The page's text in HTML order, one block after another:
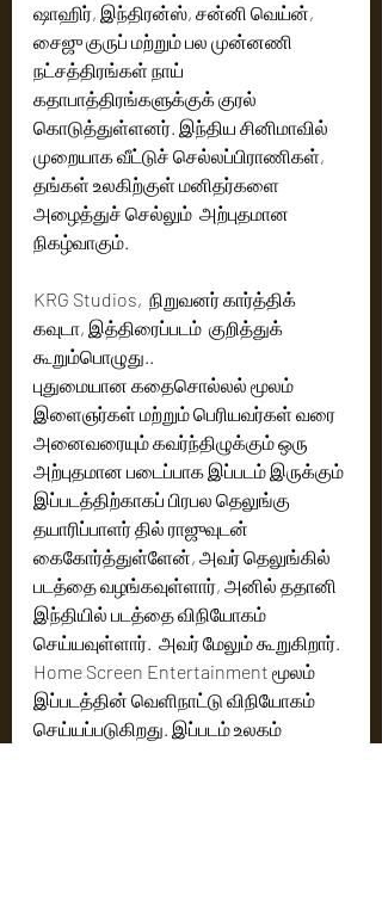
ஷாஹிர், இந்திரன்ஸ், சன்னி வெய்ன்,
சைஜு குருப் மற்றும் பல முன்னணி
நட்சத்திரங்கள் நாய்
கதாபாத்திரங்களுக்குக் குரல்
கொடுத்துள்ளனர். இந்திய சினிமாவில்
முறையாக வீட்டுச் செல்லப்பிராணிகள்,
தங்கள் உலகிற்குள் மனிதர்களை
அழைத்துச் செல்லும்  அற்புதமான
நிகழ்வாகும்.
KRG Studios,  நிறுவனர் கார்த்திக்
கவுடா, இத்திரைப்படம்  குறித்துக்
கூறும்பொழுது..
புதுமையான கதைசொல்லல் மூலம்
இளைஞர்கள் மற்றும் பெரியவர்கள் வரை
அனைவரையும் கவர்ந்திழுக்கும் ஒரு
அற்புதமான படைப்பாக இப்படம் இருக்கும்
இப்படத்திற்காகப் பிரபல தெலுங்கு
தயாரிப்பாளர் தில் ராஜுவுடன்
கைகோர்த்துள்ளேன், அவர் தெலுங்கில்
படத்தை வழங்கவுள்ளார், அனில் ததானி
இந்தியில் படத்தை விநியோகம்
செய்யவுள்ளார்.  அவர் மேலும் கூறுகிறார்.
Home Screen Entertainment மூலம்
இப்படத்தின் வெளிநாட்டு விநியோகம்
செய்யப்படுகிறது. இப்படம் உலகம்